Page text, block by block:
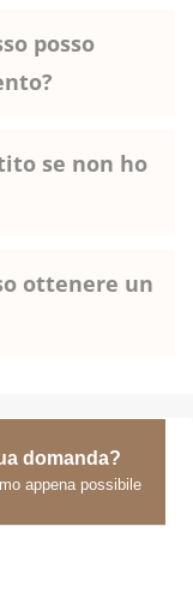
posso
se non ho
ottenere un